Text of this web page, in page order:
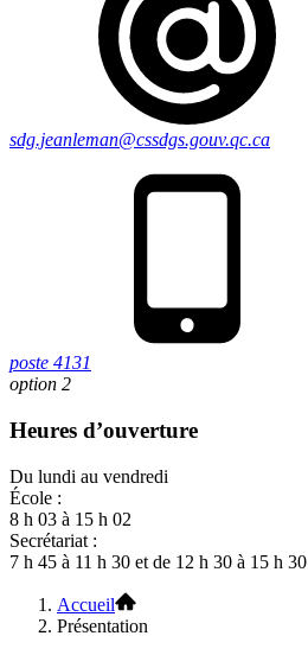
sdg.jeanleman@cssdgs.gouv.qc.ca
poste 4131
option 2
Heures d’ouverture
Du lundi au vendredi
École :
8 h 03 à 15 h 02
Secrétariat :
7 h 45 à 11 h 30 et de 12 h 30 à 15 h 30
Accueil
Présentation